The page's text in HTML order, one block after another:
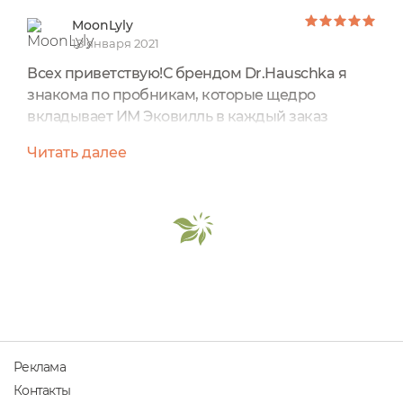
MoonLyly
18 января 2021
Всех приветствую!С брендом Dr.Hauschka я
знакома по пробникам, которые щедро
вкладывает ИМ Эковилль в каждый заказ
саше сДневным кремом для лица
- 490 руб.•1,5 мл (пробник) - бесплатно.Срок
годности: указан на упаковке.Объёмный состав
Читать далее
Реклама
Контакты